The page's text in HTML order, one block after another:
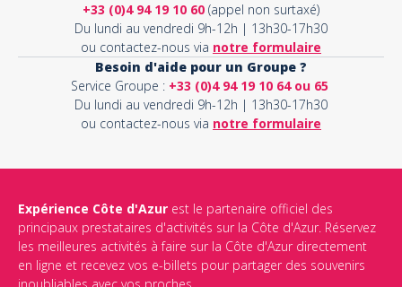
+33 (0)4 94 19 10 60 (appel non surtaxé)
Du lundi au vendredi 9h-12h | 13h30-17h30
ou contactez-nous via notre formulaire
Besoin d'aide pour un Groupe ?
Service Groupe : +33 (0)4 94 19 10 64 ou 65
Du lundi au vendredi 9h-12h | 13h30-17h30
ou contactez-nous via notre formulaire
Expérience Côte d'Azur est le partenaire officiel des
principaux prestataires d'activités sur la Côte d'Azur. Réservez
les meilleures activités à faire sur la Côte d'Azur directement
en ligne et recevez vos e-billets pour partager des souvenirs